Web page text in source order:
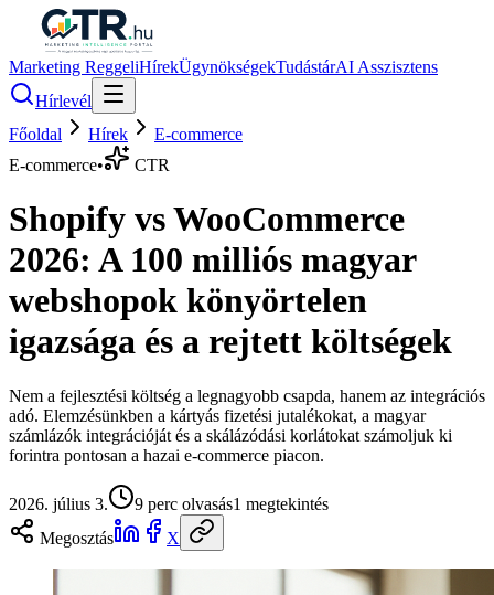
Marketing ReggeliHírekÜgynökségekTudástárAI Asszisztens
Hírlevél
Főoldal
Hírek
E-commerce
E-commerce• CTR
Shopify vs WooCommerce
2026: A 100 milliós magyar
webshopok könyörtelen
igazsága és a rejtett költségek
Nem a fejlesztési költség a legnagyobb csapda, hanem az integrációs
adó. Elemzésünkben a kártyás fizetési jutalékokat, a magyar
számlázók integrációját és a skálázódási korlátokat számoljuk ki
forintra pontosan a hazai e-commerce piacon.
2026. július 3. 9 perc olvasás1 megtekintés
Megosztás
X